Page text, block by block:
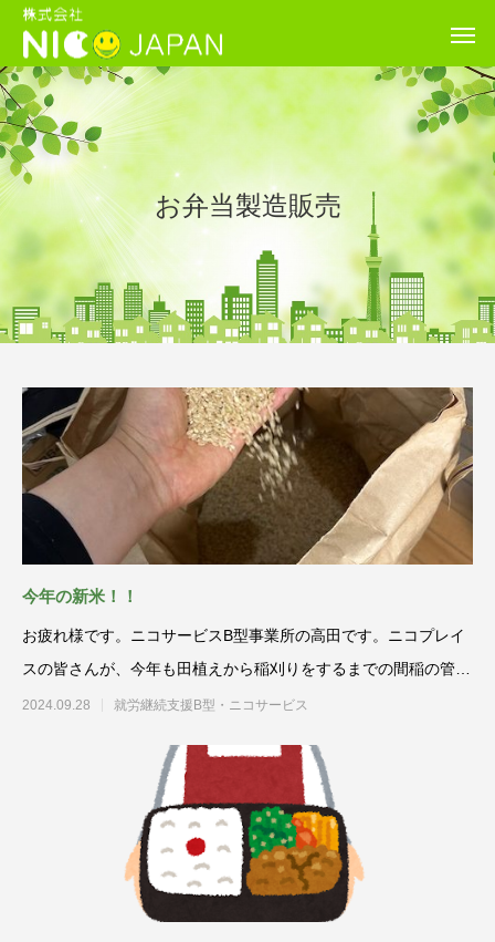
お弁当製造販売
今年の新米！！
お疲れ様です。ニコサービスB型事業所の高田です。ニコプレイ
スの皆さんが、今年も田植えから稲刈りをするまでの間稲の管理
をして無事に
2024.09.28 就労継続支援B型・ニコサービス